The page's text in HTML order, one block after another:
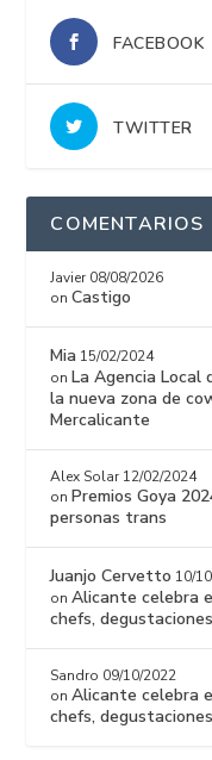
FACEBOOK
TWITTER
COMENTARIOS
Javier 08/08/2026
onCastigo
Mia 15/02/2024
onLa Agencia Local
la nueva zona de
Mercalicante
Alex Solar 12/02/2024
onPremios Goya
personas trans
Juanjo Cervetto 10/
onAlicante celebra
chefs,
Sandro 09/10/2022
onAlicante celebra
chefs,